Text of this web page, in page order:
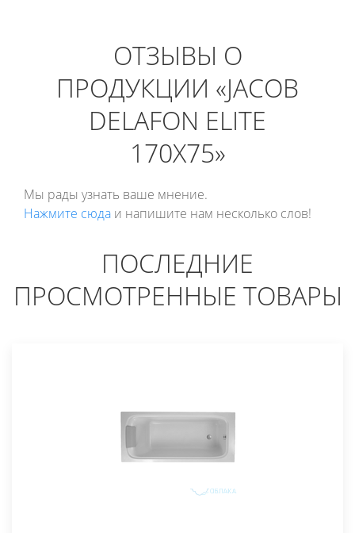
ОТЗЫВЫ О
ПРОДУКЦИИ «JACOB
DELAFON ELITE
170X75»
Мы рады узнать ваше мнение.
Нажмите сюда и напишите нам несколько слов!
ПОСЛЕДНИЕ
ПРОСМОТРЕННЫЕ ТОВАРЫ